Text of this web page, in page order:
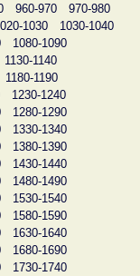
960-970
970-980
1030
1030-1040
1080-1090
1130-1140
1180-1190
1230-1240
1280-1290
1330-1340
1380-1390
1430-1440
1480-1490
1530-1540
1580-1590
1630-1640
1680-1690
1730-1740